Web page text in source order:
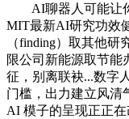
AI聊器人可能让你
MIT最新AI研究功效
（finding）取其他
限公司新能源取节能
征，别离联袂...数字
门槛，出力建立风清
AI 模子的呈现正正在